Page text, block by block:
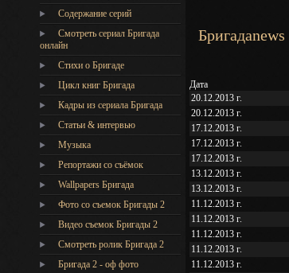
Содержание серий
Смотреть сериал Бригада
онлайн
Стихи о Бригаде
Цикл книг Бригада
Кадры из сериала Бригада
Статьи & интервью
Музыка
Репортажи со съёмок
Wallpapers Бригада
Фото со съемок Бригады 2
Видео съемок Бригады 2
Cмотреть ролик Бригада 2
Бригада 2 - оф фото
Бригадаnews
Дата
20.12.2013 г.
20.12.2013 г.
17.12.2013 г.
17.12.2013 г.
17.12.2013 г.
13.12.2013 г.
13.12.2013 г.
11.12.2013 г.
11.12.2013 г.
11.12.2013 г.
11.12.2013 г.
11.12.2013 г.